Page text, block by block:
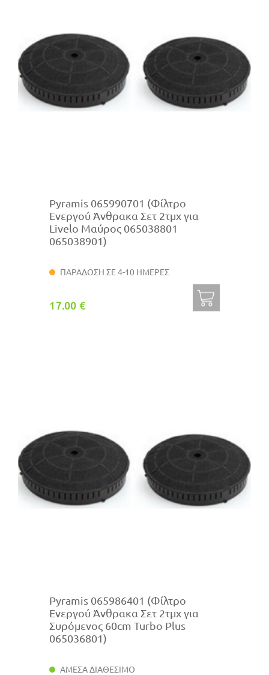
Pyramis 065990701 (Φίλτρο
Ενεργού Άνθρακα Σετ 2τμχ για
Livelo Μαύρος 065038801
065038901)
ΠΑΡΑΔΟΣΗ ΣΕ 4-10 ΗΜΕΡΕΣ
17.00 €
Pyramis 065986401 (Φίλτρο
Ενεργού Άνθρακα Σετ 2τμχ για
Συρόμενος 60cm Turbo Plus
065036801)
ΑΜΕΣΑ ΔΙΑΘΕΣΙΜΟ